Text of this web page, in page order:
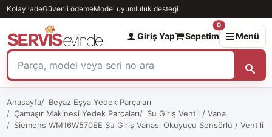
Kolay iadeGüvenli ödemeModel uyumluluk desteği
Giriş Yap Sepetim
0
Menü
Anasayfa
Beyaz Eşya Yedek Parçaları
Çamaşır Makinesi Yedek Parçaları
Su Giriş Ventil / Vana
Siemens WM16W570EE Su Giriş Vanası Okuyucu Sensörlü / Ventili